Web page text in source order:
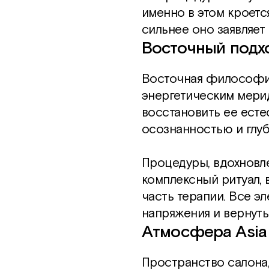
именно в этом
сильнее оно
Восточный
Восточная
энергетическим
восстановить ее
осознанностью и
Процедуры,
комплексный
часть терапии. Все
напряжения и
Атмосфера
Пространство